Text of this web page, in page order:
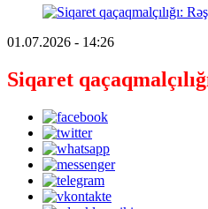
01.07.2026 - 14:26
Siqaret